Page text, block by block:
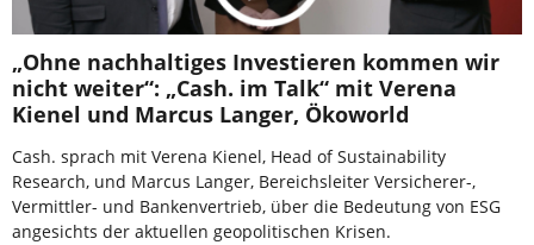
„Ohne nachhaltiges Investieren kommen wir
nicht weiter“: „Cash. im Talk“ mit Verena
Kienel und Marcus Langer, Ökoworld
Cash. sprach mit Verena Kienel, Head of Sustainability
Research, und Marcus Langer, Bereichsleiter Versicherer-,
Vermittler- und Bankenvertrieb, über die Bedeutung von ESG
angesichts der aktuellen geopolitischen Krisen.